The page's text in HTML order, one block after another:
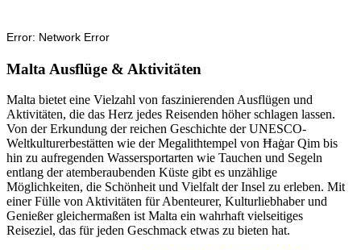
Malta Ausflüge & Aktivitäten
Malta bietet eine Vielzahl von faszinierenden Ausflügen und
Aktivitäten, die das Herz jedes Reisenden höher schlagen lassen.
Von der Erkundung der reichen Geschichte der UNESCO-
Weltkulturerbestätten wie der Megalithtempel von Ħaġar Qim bis
hin zu aufregenden Wassersportarten wie Tauchen und Segeln
entlang der atemberaubenden Küste gibt es unzählige
Möglichkeiten, die Schönheit und Vielfalt der Insel zu erleben. Mit
einer Fülle von Aktivitäten für Abenteurer, Kulturliebhaber und
Genießer gleichermaßen ist Malta ein wahrhaft vielseitiges
Reiseziel, das für jeden Geschmack etwas zu bieten hat.